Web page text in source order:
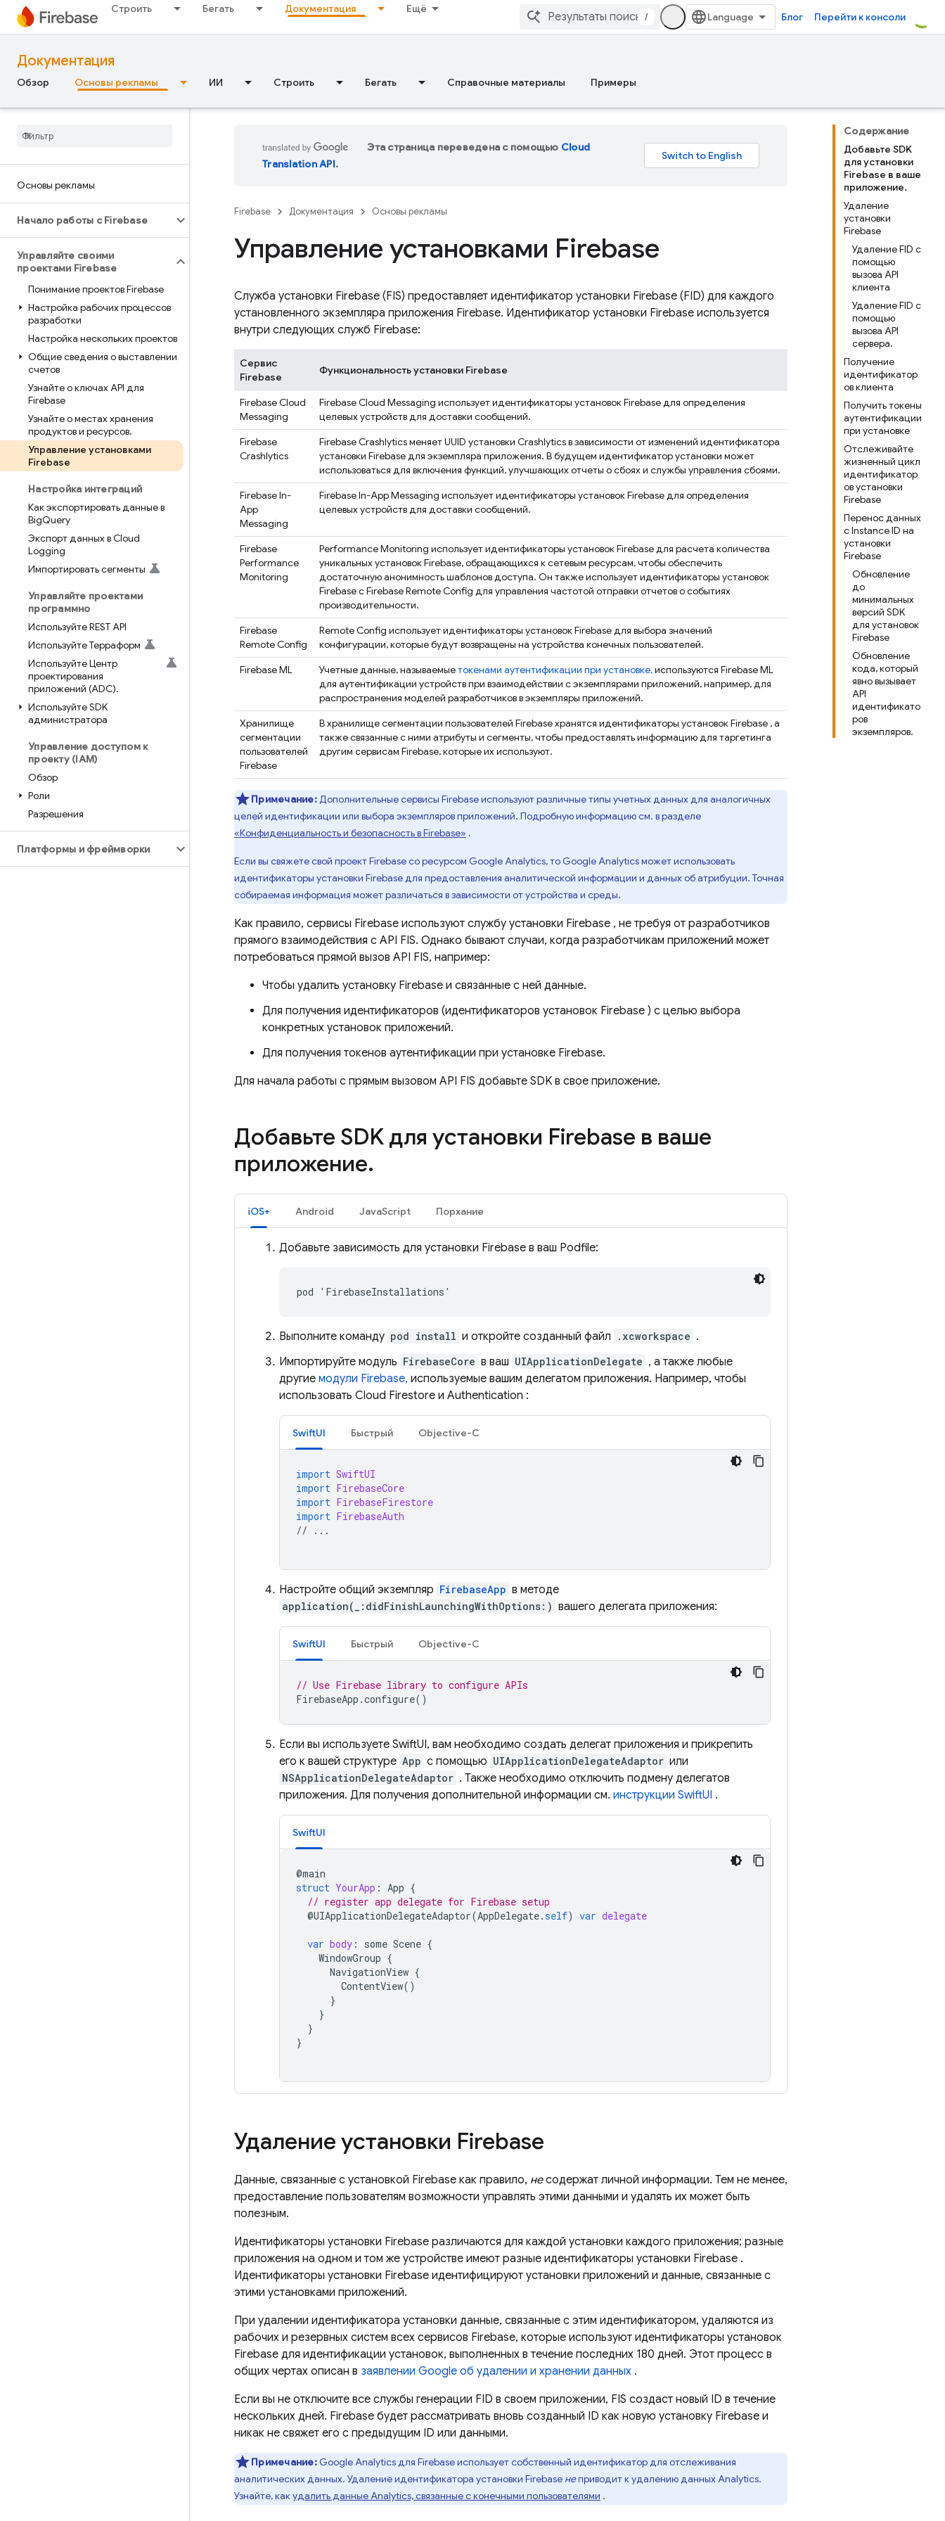
Строить Бегать Документация Ещё
/ Блог Перейти к консоли
Документация
Обзор Основы рекламы ИИ Строить Бегать Справочные материалы Примеры
Основы рекламы
Начало работы с Firebase
Управляйте своими
проектами Firebase
Понимание проектов Firebase
Настройка рабочих процессов
разработки
Настройка нескольких проектов
Общие сведения о выставлении
счетов
Узнайте о ключах API для
Firebase
Узнайте о местах хранения
продуктов и ресурсов.
Управление установками
Firebase
Настройка интеграций
Как экспортировать данные в
BigQuery
Экспорт данных в Cloud
Logging
Импортировать сегменты
Управляйте проектами
программно
Используйте REST API
Используйте Терраформ
Используйте Центр
проектирования
приложений (ADC).
Используйте SDK
администратора
Управление доступом к
проекту (IAM)
Обзор
Роли
Разрешения
Платформы и фреймворки
Содержание
Добавьте SDK
для установки
Firebase в ваше
приложение.
Удаление
установки
Firebase
Удаление FID с
помощью
вызова API
клиента
Удаление FID с
помощью
вызова API
сервера.
Получение
идентификатор
ов клиента
Получить токены
аутентификации
при установке
Отслеживайте
жизненный цикл
идентификатор
ов установки
Firebase
Перенос данных
с Instance ID на
установки
Firebase
Обновление
до
минимальных
версий SDK
для установок
Firebase
Обновление
кода, который
явно вызывает
API
идентификато
ров
экземпляров.
Эта страница переведена с помощью Cloud
Translation API.
Firebase Документация Основы рекламы
Управление установками Firebase
Служба установки Firebase (FIS) предоставляет идентификатор установки Firebase (FID) для каждого
установленного экземпляра приложения Firebase. Идентификатор установки Firebase используется
внутри следующих служб Firebase:
Сервис
Firebase
Функциональность установки Firebase
Firebase Cloud
Messaging
Firebase Cloud Messaging использует идентификаторы установокFirebaseдля определения
целевых устройств для доставки сообщений.
Firebase
Crashlytics
Firebase Crashlyticsменяет UUID установки Crashlyticsв зависимости от изменений идентификатора
установки Firebase для экземпляра приложения. В будущем идентификатор установки может
использоваться для включения функций, улучшающих отчеты о сбоях и службы управления сбоями.
Firebase In-
App
Messaging
Firebase In-App Messaging использует идентификаторы установокFirebaseдля определения
целевых устройств для доставки сообщений.
Firebase
Performance
Monitoring
Performance Monitoring использует идентификаторы установокFirebaseдля расчета количества
уникальных установок Firebase, обращающихся к сетевым ресурсам, чтобы обеспечить
достаточную анонимность шаблонов доступа. Он также использует идентификаторы установок
FirebaseсFirebase Remote Config для управления частотой отправки отчетов о событиях
производительности.
Firebase
Remote Config
Remote Config использует идентификаторы установокFirebaseдля выбора значений
конфигурации, которые будут возвращены на устройства конечных пользователей.
Firebase ML
Учетные данные, называемыетокенами аутентификации при установке,используются Firebase ML
для аутентификации устройств при взаимодействии с экземплярами приложений, например, для
распространения моделей разработчиков в экземпляры приложений.
Хранилище
сегментации
пользователей
Firebase
В хранилище сегментации пользователей Firebase хранятся идентификаторы установокFirebase , а
также связанные с ними атрибуты и сегменты, чтобы предоставлять информацию для таргетинга
другим сервисам Firebase, которые их используют.
Примечание:Дополнительные сервисы Firebase используют различные типы учетных данных для аналогичных
целей идентификации или выбора экземпляров приложений. Подробную информацию см. в разделе
«Конфиденциальность и безопасность в Firebase» .
Если вы свяжете свой проект Firebase со ресурсом Google Analytics, то Google Analytics может использовать
идентификаторы установки Firebaseдля предоставления аналитической информации и данных об атрибуции. Точная
собираемая информация может различаться в зависимости от устройства и среды.
Как правило, сервисы Firebase используют службу установки Firebase , не требуя от разработчиков
прямого взаимодействия с API FIS. Однако бывают случаи, когда разработчикам приложений может
потребоваться прямой вызов API FIS, например:
Чтобы удалить установку Firebase и связанные с ней данные.
Для получения идентификаторов (идентификаторов установок Firebase ) с целью выбора
конкретных установок приложений.
Для получения токенов аутентификации при установке Firebase.
Для начала работы с прямым вызовом API FIS добавьте SDK в свое приложение.
Добавьте SDK для установки Firebase в ваше
приложение.
iOS+ Android JavaScript Порхание
Добавьте зависимость для установки Firebase в ваш Podfile:
pod 'FirebaseInstallations'
Выполните команду pod install и откройте созданный файл .xcworkspace .
Импортируйте модуль FirebaseCore в ваш UIApplicationDelegate , а также любые
другие модули Firebase, используемые вашим делегатом приложения. Например, чтобы
использовать Cloud Firestore и Authentication :
SwiftUI Быстрый Objective-C
import SwiftUI
import FirebaseCore
import FirebaseFirestore
import FirebaseAuth
//
...
Настройте общий экземпляр FirebaseApp в методе
application(_:didFinishLaunchingWithOptions:) вашего делегата приложения:
SwiftUI Быстрый Objective-C
// Use Firebase library to configure APIs
FirebaseApp .configure()
Если вы используете SwiftUI, вам необходимо создать делегат приложения и прикрепить
его к вашей структуре App с помощью UIApplicationDelegateAdaptor или
NSApplicationDelegateAdaptor . Также необходимо отключить подмену делегатов
приложения. Для получения дополнительной информации см. инструкции SwiftUI .
SwiftUI
@main
struct YourApp : App {
// register app delegate for Firebase setup
@UIApplicationDelegateAdaptor(AppDelegate.self) var delegate
var body : some Scene {
WindowGroup {
NavigationView {
ContentView()
}
}
}
}
Удаление установки Firebase
Данные, связанные с установкой Firebase как правило, несодержат личной информации. Тем не менее,
предоставление пользователям возможности управлять этими данными и удалять их может быть
полезным.
Идентификаторы установки Firebase различаются для каждой установки каждого приложения; разные
приложения на одном и том же устройстве имеют разные идентификаторы установки Firebase .
Идентификаторы установки Firebase идентифицируют установки приложений и данные, связанные с
этими установками приложений.
При удалении идентификатора установки данные, связанные с этим идентификатором, удаляются из
рабочих и резервных систем всех сервисов Firebase, которые используют идентификаторы установок
Firebase для идентификации установок, выполненных в течение последних 180 дней. Этот процесс в
общих чертах описан в заявлении Google об удалении и хранении данных .
Если вы не отключите все службы генерации FID в своем приложении, FIS создаст новый ID в течение
нескольких дней. Firebase будет рассматривать вновь созданный ID как новую установку Firebase и
никак не свяжет его с предыдущим ID или данными.
Примечание: Google Analytics для Firebase использует собственный идентификатор для отслеживания
аналитических данных. Удаление идентификатора установки Firebase неприводит к удалению данных Analytics.
Узнайте, какудалить данные Analytics, связанные с конечными пользователями .